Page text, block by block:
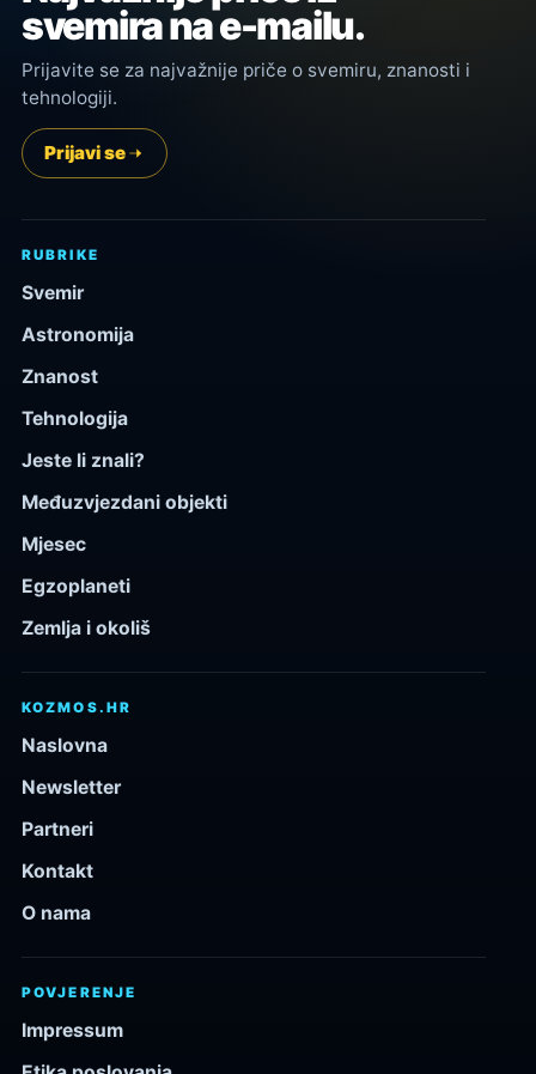
svemira na e-mailu.
Prijavite se za najvažnije priče o svemiru, znanosti i
tehnologiji.
Prijavi se
RUBRIKE
Svemir
Astronomija
Znanost
Tehnologija
Jeste li znali?
Međuzvjezdani objekti
Mjesec
Egzoplaneti
Zemlja i okoliš
KOZMOS.HR
Naslovna
Newsletter
Partneri
Kontakt
O nama
POVJERENJE
Impressum